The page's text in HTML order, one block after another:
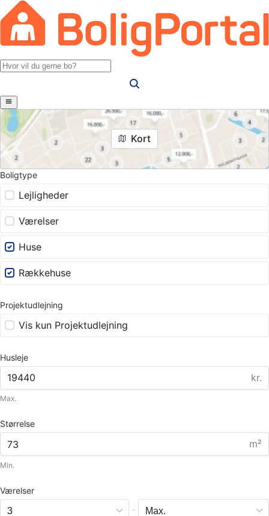
Kort
Boligtype
Lejligheder
Værelser
Huse
Rækkehuse
Projektudlejning
Vis kun Projektudlejning
Husleje
kr.
Max.
Størrelse
m²
Min.
Værelser
-